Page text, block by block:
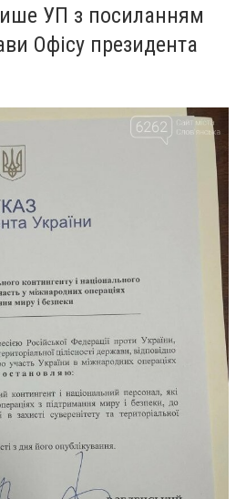
УП з посиланням
Офісу президента